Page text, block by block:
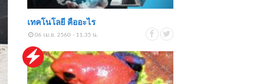
เทคโนโลยี คืออะไร
06 เม.ย. 2560 - 11.35 น.